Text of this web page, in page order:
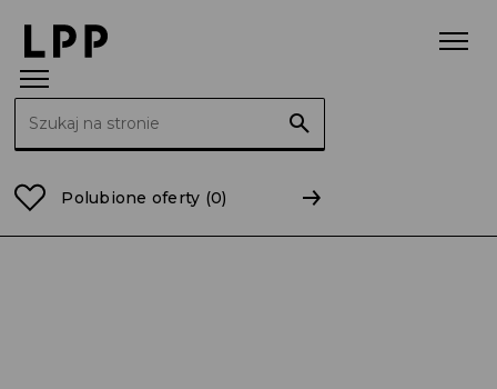
Polubione oferty (0)
Strona główna 2016